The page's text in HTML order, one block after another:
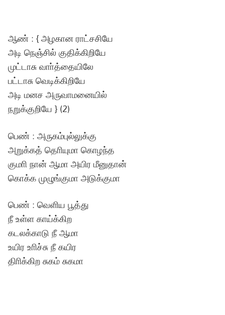
ஆண் : { அழகான ராட்சசியே
அடி நெஞ்சில் குதிக்கிறியே
முட்டாசு வாா்த்தையிலே
பட்டாசு வெடிக்கிறியே
அடி மனச அருவாமனையில்
நறுக்குறியே } (2)
பெண் : அருகம்புல்லுக்கு
அறுக்கத் தொியுமா கொழந்த
குமாி நான் ஆமா அயிர மீனுதான்
கொக்க முழுங்குமா அடுக்குமா
பெண் : வெளிய பூத்து
நீ உள்ள காய்க்கிற
கடலக்காடு நீ ஆமா
உயிர உாிச்சு நீ கயிர
திாிக்கிற சுகம் சுகமா